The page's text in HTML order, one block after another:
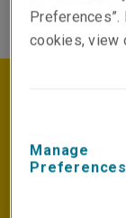
宗旨
利寶旨於助
球最大的財
cookies, view
Manage
Preferences